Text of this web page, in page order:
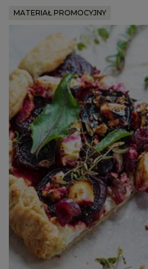
MATERIAŁ PROMOCYJNY